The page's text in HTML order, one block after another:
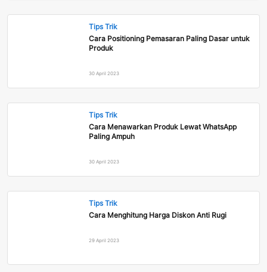
Tips Trik
Cara Positioning Pemasaran Paling Dasar untuk
Produk
30 April 2023
Tips Trik
Cara Menawarkan Produk Lewat WhatsApp
Paling Ampuh
30 April 2023
Tips Trik
Cara Menghitung Harga Diskon Anti Rugi
29 April 2023